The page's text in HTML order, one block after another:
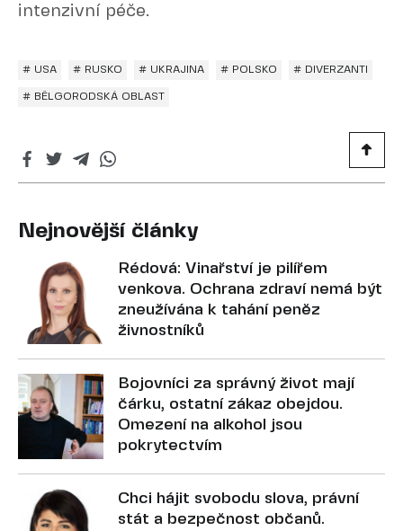
intenzivní péče.
# USA # RUSKO # UKRAJINA # POLSKO # DIVERZANTI
# BĚLGORODSKÁ OBLAST
Nejnovější články
Rédová: Vinařství je pilířem
venkova. Ochrana zdraví nemá být
zneužívána k tahání peněz
živnostníků
Bojovníci za správný život mají
čárku, ostatní zákaz obejdou.
Omezení na alkohol jsou
pokrytectvím
Chci hájit svobodu slova, právní
stát a bezpečnost občanů.